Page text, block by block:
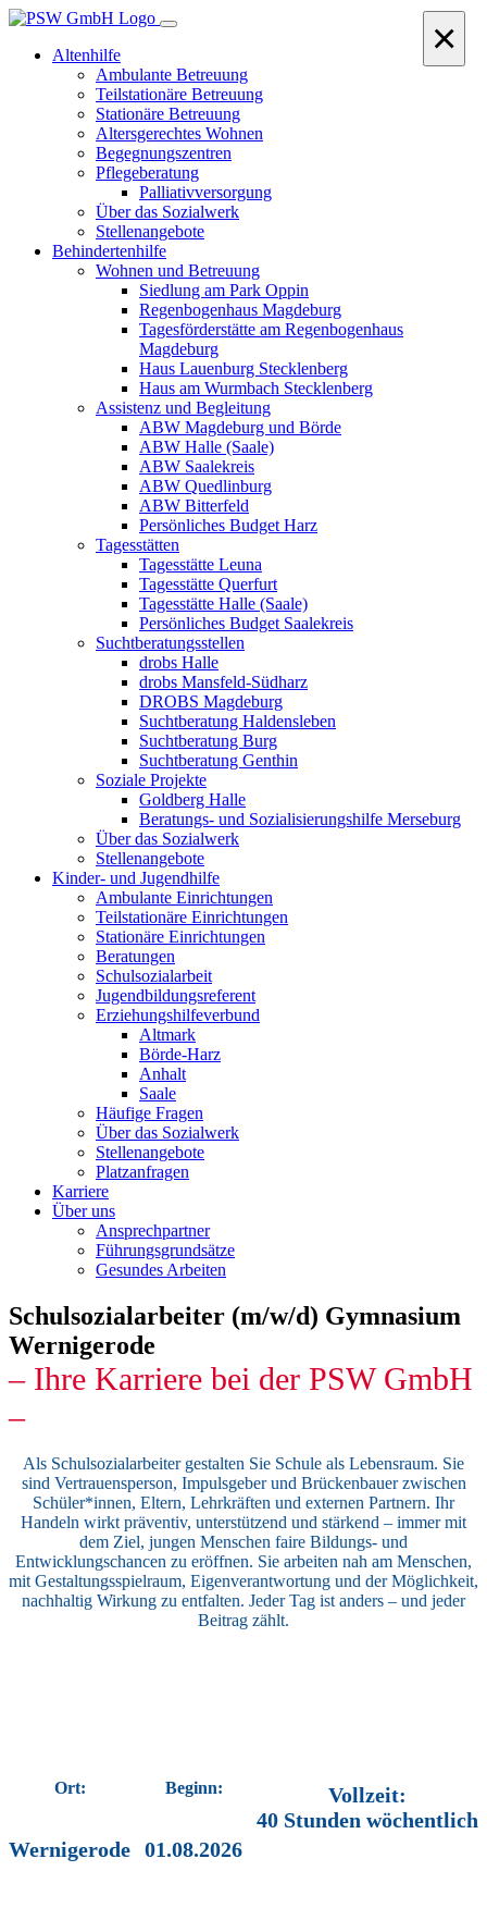
Altenhilfe
Ambulante Betreuung
Teilstationäre Betreuung
Stationäre Betreuung
Altersgerechtes Wohnen
Begegnungszentren
Pflegeberatung
Palliativversorgung
Über das Sozialwerk
Stellenangebote
Behindertenhilfe
Wohnen und Betreuung
Siedlung am Park Oppin
Regenbogenhaus Magdeburg
Tagesförderstätte am Regenbogenhaus
Magdeburg
Haus Lauenburg Stecklenberg
Haus am Wurmbach Stecklenberg
Assistenz und Begleitung
ABW Magdeburg und Börde
ABW Halle (Saale)
ABW Saalekreis
ABW Quedlinburg
ABW Bitterfeld
Persönliches Budget Harz
Tagesstätten
Tagesstätte Leuna
Tagesstätte Querfurt
Tagesstätte Halle (Saale)
Persönliches Budget Saalekreis
Suchtberatungsstellen
drobs Halle
drobs Mansfeld-Südharz
DROBS Magdeburg
Suchtberatung Haldensleben
Suchtberatung Burg
Suchtberatung Genthin
Soziale Projekte
Goldberg Halle
Beratungs- und Sozialisierungshilfe Merseburg
Über das Sozialwerk
Stellenangebote
Kinder- und Jugendhilfe
Ambulante Einrichtungen
Teilstationäre Einrichtungen
Stationäre Einrichtungen
Beratungen
Schulsozialarbeit
Jugendbildungsreferent
Erziehungshilfeverbund
Altmark
Börde-Harz
Anhalt
Saale
Häufige Fragen
Über das Sozialwerk
Stellenangebote
Platzanfragen
Karriere
Über uns
Ansprechpartner
Führungsgrundsätze
Gesundes Arbeiten
Schulsozialarbeiter (m/w/d) Gymnasium
Wernigerode
– Ihre Karriere bei der PSW GmbH
–
Als Schulsozialarbeiter gestalten Sie Schule als Lebensraum. Sie
sind Vertrauensperson, Impulsgeber und Brückenbauer zwischen
Schüler*innen, Eltern, Lehrkräften und externen Partnern. Ihr
Handeln wirkt präventiv, unterstützend und stärkend – immer mit
dem Ziel, jungen Menschen faire Bildungs- und
Entwicklungschancen zu eröffnen. Sie arbeiten nah am Menschen,
mit Gestaltungsspielraum, Eigenverantwortung und der Möglichkeit,
nachhaltig Wirkung zu entfalten. Jeder Tag ist anders – und jeder
Beitrag zählt.
Ort:
Wernigerode
Beginn:
01.08.2026
Vollzeit:
40 Stunden wöchentlich
×